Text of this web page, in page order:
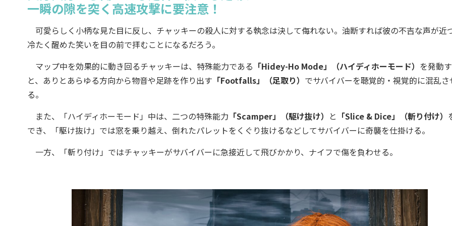
一瞬の隙を突く高速攻撃に要注意！
可愛らしく小柄な見た目に反し、チャッキーの殺人に対する執念は決して侮れない。油断すれば彼の不吉な声が近づ
冷たく醒めた笑いを目の前で拝むことになるだろう。
マップ中を効果的に動き回るチャッキーは、特殊能力である 「Hidey-Ho Mode」（ハイディホーモード） を発動
と、ありとあらゆる方向から物音や足跡を作り出す 「Footfalls」（足取り） でサバイバーを聴覚的・視覚的に混乱さ
る。
また、「ハイディホーモード」中は、二つの特殊能力 「Scamper」（駆け抜け） と 「Slice & Dice」（斬り付け）
でき、「駆け抜け」では窓を乗り越え、倒れたパレットをくぐり抜けるなどしてサバイバーに奇襲を仕掛ける。
一方、「斬り付け」ではチャッキーがサバイバーに急接近して飛びかかり、ナイフで傷を負わせる。